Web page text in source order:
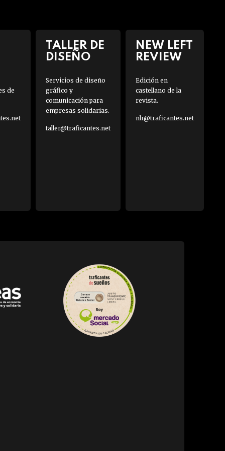
de
TALLER DE
DISEÑO
Servicios de diseño
gráfico y
comunicación para
empresas solidarias.
taller@traficantes.net
NEW LEFT
REVIEW
Edición en
castellano de la
revista.
nlr@traficantes.net